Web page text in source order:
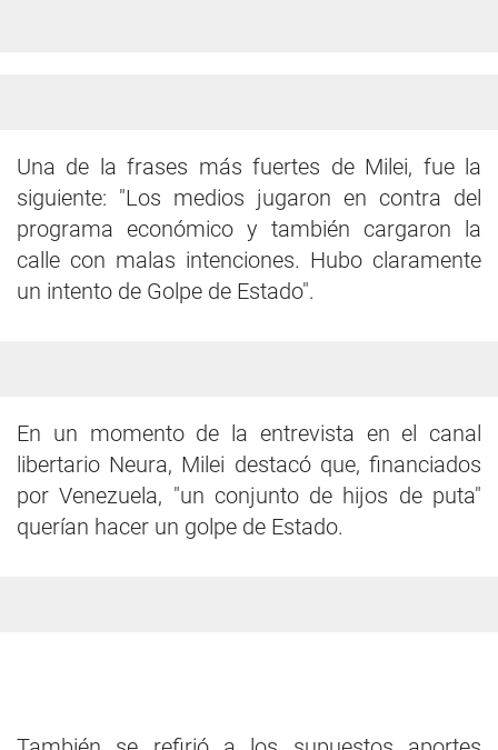
Una de la frases más fuertes de Milei, fue la
siguiente: "Los medios jugaron en contra del
programa económico y también cargaron la
calle con malas intenciones. Hubo claramente
un intento de Golpe de Estado".
En un momento de la entrevista en el canal
libertario Neura, Milei destacó que, financiados
por Venezuela, "un conjunto de hijos de puta"
querían hacer un golpe de Estado.